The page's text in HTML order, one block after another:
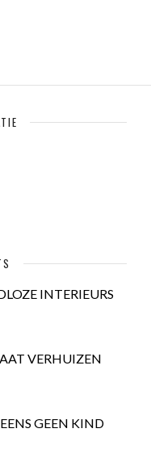
INTERIEURS
VERHUIZEN
GEEN KIND